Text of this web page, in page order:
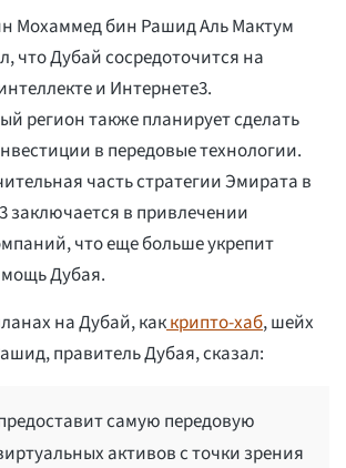
Мохаммед бин Рашид Аль Мактум
что Дубай сосредоточится на
и Интернете3.
регион также планирует сделать
в передовые технологии.
часть стратегии Эмирата в
заключается в привлечении
что еще больше укрепит
Дубая.
на Дубай, каккрипто-хаб, шейх
правитель Дубая, сказал:
самую передовую
активов с точки зрения